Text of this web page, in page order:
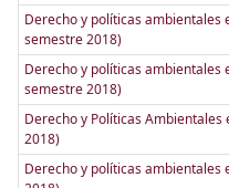
Derecho y políticas ambientales
semestre 2018)
Derecho y políticas ambientales
semestre 2018)
Derecho y Políticas
2018)
Derecho y políticas ambientales